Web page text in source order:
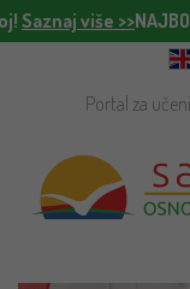
Saznaj više >>
Portal za